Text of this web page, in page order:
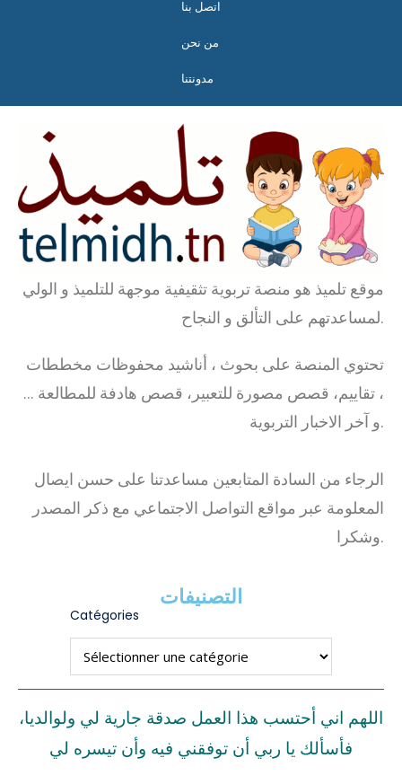
اتصل بنا
من نحن
مدونتنا
موقع تلميذ هو منصة تربوية تثقيفية موجهة للتلميذ و الولي
لمساعدتهم على التألق و النجاح.
تحتوي المنصة على بحوث ، أناشيد محفوظات مخططات
، تقاييم، قصص مصورة للتعبير، قصص هادفة للمطالعة …
و آخر الاخبار التربوية.
الرجاء من السادة المتابعين مساعدتنا على حسن ايصال
المعلومة عبر مواقع التواصل الاجتماعي مع ذكر المصدر
وشكرا.
التصنيفات
Catégories
اللهم اني أحتسب هذا العمل صدقة جارية لي ولوالديا،
فأسألك يا ربي أن توفقني فيه وأن تيسره لي